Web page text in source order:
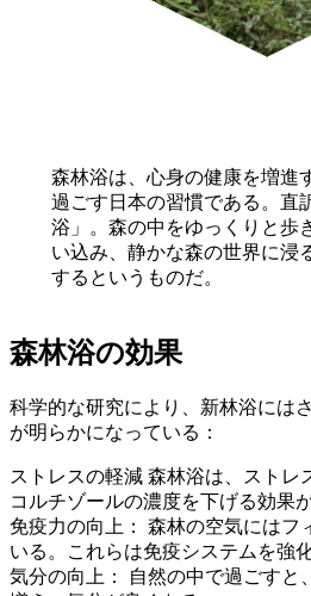
森林浴は、心身の健康を増進
過ごす日本の習慣である。直
浴」。森の中をゆっくりと歩
い込み、静かな森の世界に浸
するというものだ。
森林浴の効果
科学的な研究により、新林浴には
が明らかになっている：
ストレスの軽減 森林浴は、ストレ
コルチゾールの濃度を下げる効果が
免疫力の向上： 森林の空気にはフ
いる。これらは免疫システムを強化
気分の向上： 自然の中で過ごすと